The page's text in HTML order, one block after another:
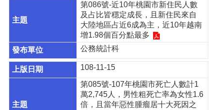
告
認
識
主
計
機
第086號-近10年桃園市新住民人數
及占比皆穩定成長，且新住民來自
大陸地區占近6成為主，近10年越南
增1.98個百分點最多
公務統計科
108-11-15
第085號-107年桃園市死亡人數計1
萬2,745人，男性粗死亡率為女性1.6
倍，且當年惡性腫瘤居十大死因之